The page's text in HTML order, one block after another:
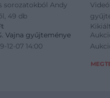
sorozatokból Andy
49 db
Vajna gyűjteménye
12-07 14:00